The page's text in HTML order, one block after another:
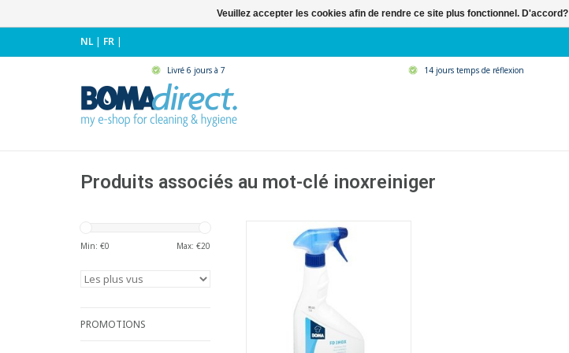
NL| FR |
Livré 6 jours à 7 14 jours temps de réflexion
Produits associés au mot-clé inoxreiniger
Min: €0 Max: €20
PROMOTIONS
Huile minérale fine pour
l'entretien d'acier inoxydable
- Convient pour la maintenance
de travail, etc
- Formule prête à l'emploi
- Faible consommation
Veuillez accepter les cookies afin de rendre ce site plus fonctionnel. D'accord?